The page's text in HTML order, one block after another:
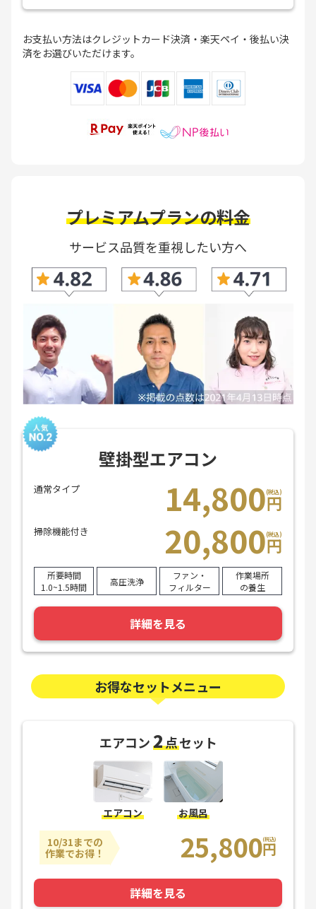
お支払い方法はクレジットカード決済・楽天ペイ・後払い決
済をお選びいただけます。
プレミアムプランの料金
サービス品質を重視したい方へ
壁掛型エアコン
通常タイプ 14,800(税込)
円
掃除機能付き 20,800(税込)
円
所要時間
1.0~1.5時間
高圧洗浄
ファン・
フィルター
作業場所
の養生
詳細を見る
お得なセットメニュー
エアコン2点セット
エアコン お風呂
10/31までの
作業でお得！
25,800円
(税込)
詳細を見る